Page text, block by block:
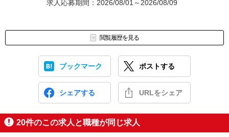
求人応募期間：2026/08/01～2026/08/09
閲覧履歴を見る
ブックマーク ポストする
シェアする URLをシェア
20件のこの求人と職種が同じ求人